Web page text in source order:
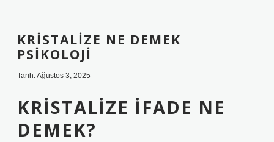
KRISTALIZE NE DEMEK
PSIKOLOJI
Tarih: Ağustos 3, 2025
KRISTALIZE IFADE NE
DEMEK?